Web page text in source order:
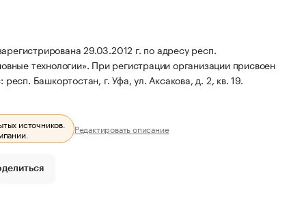
29.03.2012 г. по адресу респ.
технологии». При регистрации организации присвоен
Башкортостан, г. Уфа, ул. Аксакова, д. 2, кв. 19.
источников. Редактировать описание